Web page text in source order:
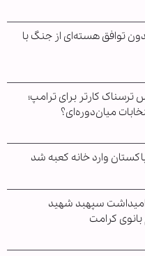
توافق هسته‌ای از جنگ با
ترسناک کارتر برای ترامپ؛
میان‌دوره‌ای؟
وارد خانه کعبه شد
سپهبد شهید
کرامت